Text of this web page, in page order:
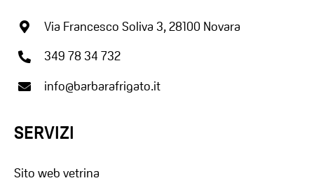
Via Francesco Soliva 3, 28100 Novara
349 78 34 732
info@barbarafrigato.it
SERVIZI
Sito web vetrina